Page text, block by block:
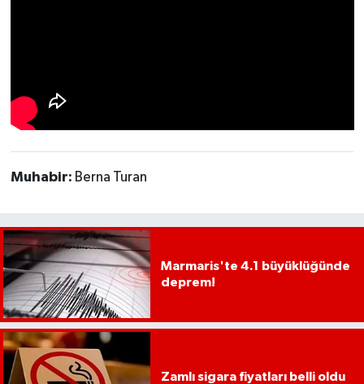
Muhabir: Berna Turan
Marmaris'te 4.1 büyüklüğünde
deprem!
Zamlı sigara fiyatları belli oldu